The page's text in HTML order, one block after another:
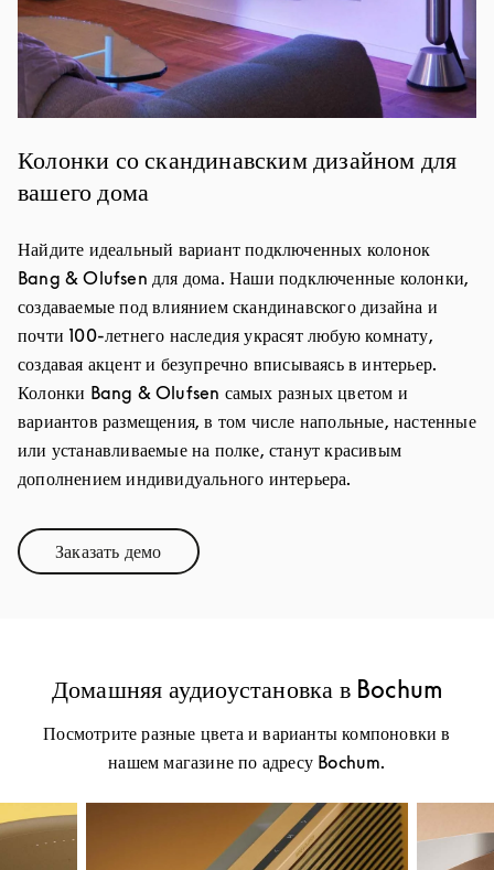
Колонки со скандинавским дизайном для
вашего дома
Найдите идеальный вариант подключенных колонок
Bang & Olufsen для дома. Наши подключенные колонки,
создаваемые под влиянием скандинавского дизайна и
почти 100-летнего наследия украсят любую комнату,
создавая акцент и безупречно вписываясь в интерьер.
Колонки Bang & Olufsen самых разных цветом и
вариантов размещения, в том числе напольные, настенные
или устанавливаемые на полке, станут красивым
дополнением индивидуального интерьера.
Заказать демоLink Opens in New Tab
Домашняя аудиоустановка в Bochum
Посмотрите разные цвета и варианты компоновки в
нашем магазине по адресу Bochum.